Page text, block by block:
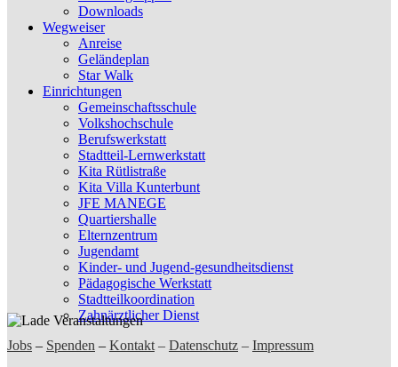
Downloads
Wegweiser
Anreise
Geländeplan
Star Walk
Einrichtungen
Gemeinschaftsschule
Volkshochschule
Berufswerkstatt
Stadtteil-Lernwerkstatt
Kita Rütlistraße
Kita Villa Kunterbunt
JFE MANEGE
Quartiershalle
Elternzentrum
Jugendamt
Kinder- und Jugend-gesundheitsdienst
Pädagogische Werkstatt
Stadtteilkoordination
Zahnärztlicher Dienst
Jobs – Spenden – Kontakt – Datenschutz – Impressum